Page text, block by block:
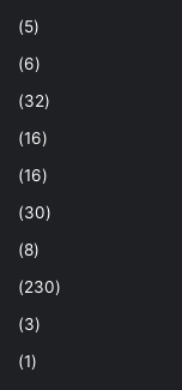
(5)
(6)
(32)
(16)
(16)
(30)
(8)
(230)
(3)
(1)